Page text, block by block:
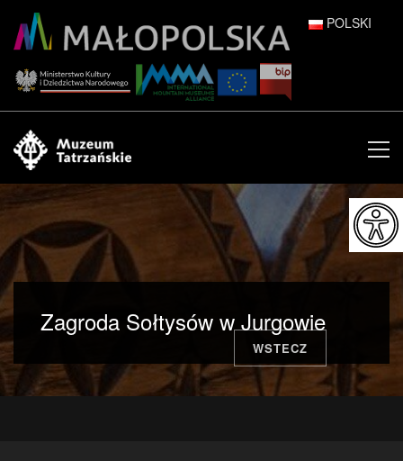
POLSKI
ENGLISH
ESPAÑOL
FRANÇAIS
ITALIANO
日本語
Zagroda Sołtysów w Jurgowie
WSTECZ